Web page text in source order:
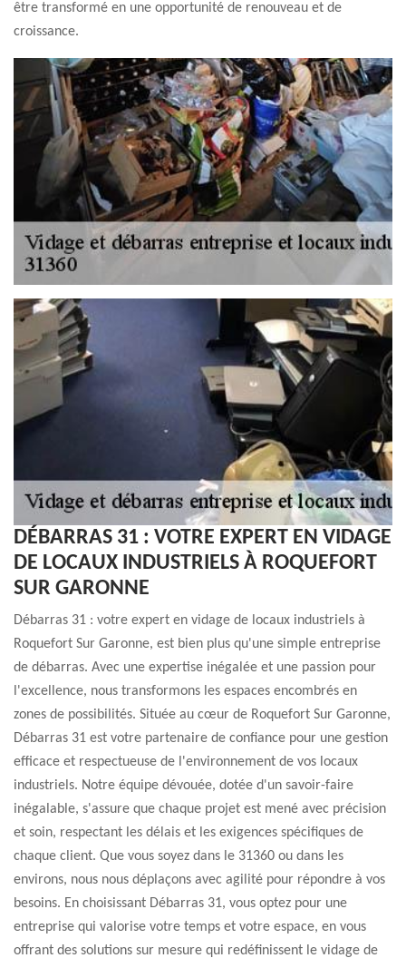
être transformé en une opportunité de renouveau et de
croissance.
DÉBARRAS 31 : VOTRE EXPERT EN VIDAGE
DE LOCAUX INDUSTRIELS À ROQUEFORT
SUR GARONNE
Débarras 31 : votre expert en vidage de locaux industriels à
Roquefort Sur Garonne, est bien plus qu'une simple entreprise
de débarras. Avec une expertise inégalée et une passion pour
l'excellence, nous transformons les espaces encombrés en
zones de possibilités. Située au cœur de Roquefort Sur Garonne,
Débarras 31 est votre partenaire de confiance pour une gestion
efficace et respectueuse de l'environnement de vos locaux
industriels. Notre équipe dévouée, dotée d'un savoir-faire
inégalable, s'assure que chaque projet est mené avec précision
et soin, respectant les délais et les exigences spécifiques de
chaque client. Que vous soyez dans le 31360 ou dans les
environs, nous nous déplaçons avec agilité pour répondre à vos
besoins. En choisissant Débarras 31, vous optez pour une
entreprise qui valorise votre temps et votre espace, en vous
offrant des solutions sur mesure qui redéfinissent le vidage de